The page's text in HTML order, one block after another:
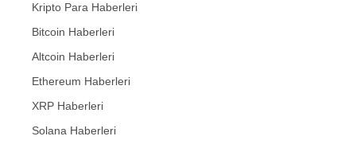
Kripto Para Haberleri
Bitcoin Haberleri
Altcoin Haberleri
Ethereum Haberleri
XRP Haberleri
Solana Haberleri